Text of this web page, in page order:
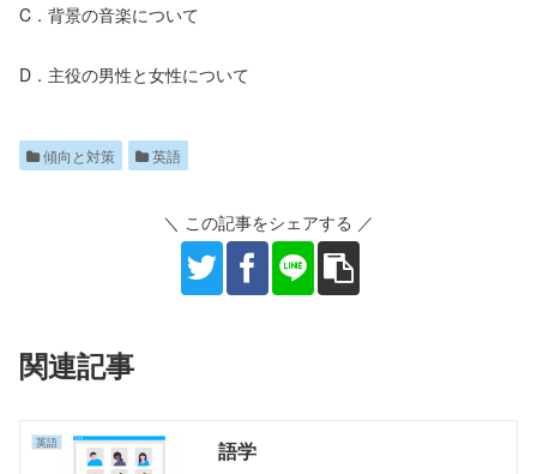
C．背景の音楽について
D．主役の男性と女性について
傾向と対策 英語
＼ この記事をシェアする ／
関連記事
英語 語学